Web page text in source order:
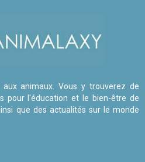
animaux. Vous y trouverez de
pour l'éducation et le bien-être de
que des actualités sur le monde